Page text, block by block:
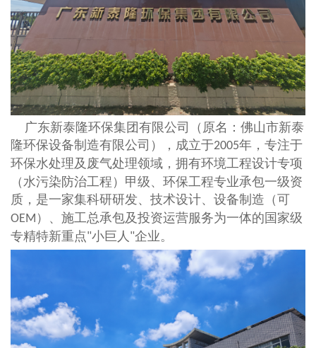
广东新泰隆环保集团有限公司（原名：佛山市新泰
隆环保设备制造有限公司）
，成立于2005年，专注于
环保水处理及废气处理领域，拥有环境工程设计专项
（水污染防治工程）甲级、环保工程专业承包一级资
质，是一家集科研研发、技术设计、设备制造（可
OEM ） 、施工总承包及投资运营服务为一体的国家级
专精特新重点"小巨人 "企业。